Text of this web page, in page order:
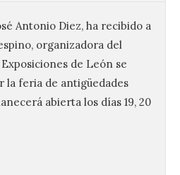
Antonio Diez, ha recibido a
organizadora del
de León se
la feria de antigüedades
abierta los días 19, 20